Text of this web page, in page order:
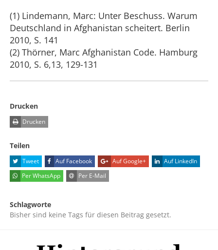
(1) Lindemann, Marc: Unter Beschuss. Warum
Deutschland in Afghanistan scheitert. Berlin
2010, S. 141
(2) Thörner, Marc Afghanistan Code. Hamburg
2010, S. 6,13, 129-131
Drucken
Drucken
Teilen
Tweet Auf Facebook Auf Google+
Auf LinkedIn
Per WhatsApp
Per E-Mail
Schlagworte
Bisher sind keine Tags für diesen Beitrag gesetzt.